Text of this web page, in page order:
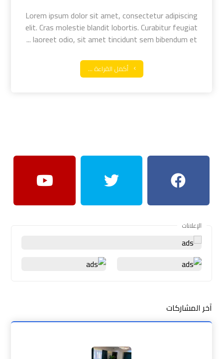
Lorem ipsum dolor sit amet, consectetur adipiscing
elit. Cras molestie blandit lobortis. Curabitur feugiat
laoreet odio, sit amet tincidunt sem bibendum et ...
أكمل القراءة ...
الإعلانات
آخر المشاركات